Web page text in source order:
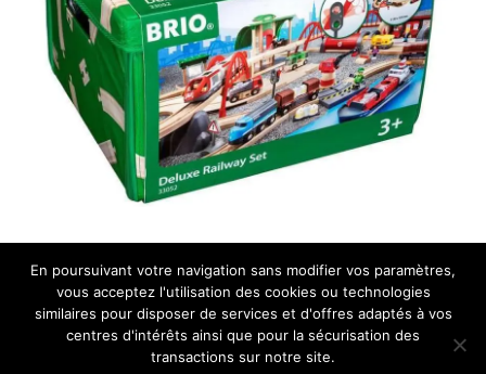
Acheter
En poursuivant votre navigation sans modifier vos paramètres,
vous acceptez l'utilisation des cookies ou technologies
similaires pour disposer de services et d'offres adaptés à vos
centres d'intérêts ainsi que pour la sécurisation des
transactions sur notre site.